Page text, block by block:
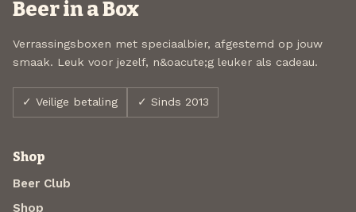
Beer in a Box
Verrassingsboxen met speciaalbier, afgestemd op jouw
smaak. Leuk voor jezelf, n&oacute;g leuker als cadeau.
✓ Veilige betaling ✓ Sinds 2013
Shop
Beer Club
Shop